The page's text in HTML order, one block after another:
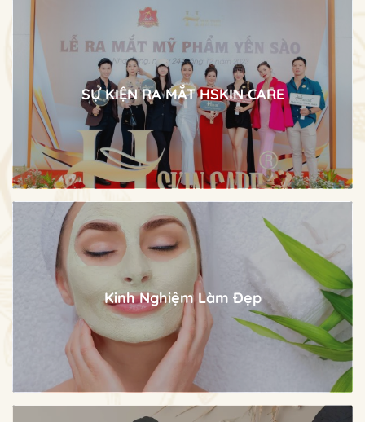
SỰ KIỆN RA MẮT HSKIN CARE
Xem Ảnh
Kinh Nghiệm Làm Đẹp
Xem Ảnh